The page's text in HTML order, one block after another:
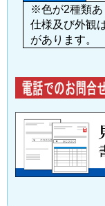
※色が2種類あ
仕様及び外観
があります。